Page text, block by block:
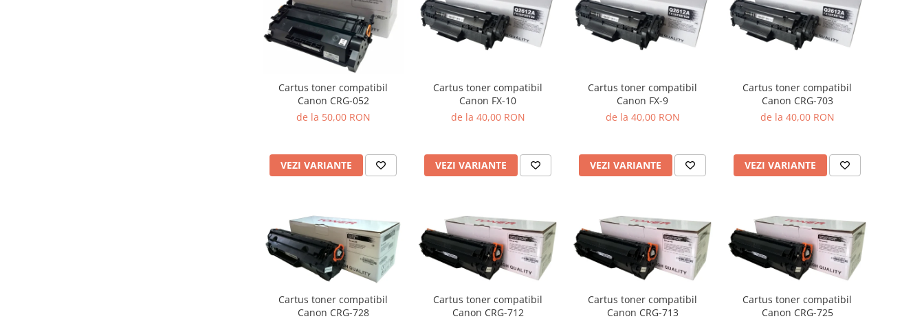
Cartus toner compatibil
Canon CRG-052
de la 50,00 RON
VEZI VARIANTE
Cartus toner compatibil
Canon FX-10
de la 40,00 RON
VEZI VARIANTE
Cartus toner compatibil
Canon FX-9
de la 40,00 RON
VEZI VARIANTE
Cartus toner compatibil
Canon CRG-703
de la 40,00 RON
VEZI VARIANTE
Cartus toner compatibil
Canon CRG-728
Cartus toner compatibil
Canon CRG-712
Cartus toner compatibil
Canon CRG-713
Cartus toner compatibil
Canon CRG-725